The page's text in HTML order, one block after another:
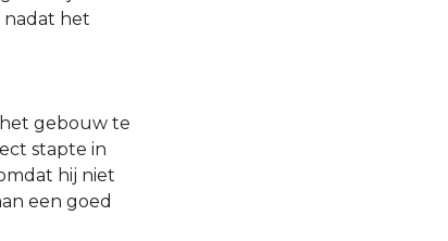
nadat het
het gebouw te
stapte in
hij niet
een goed